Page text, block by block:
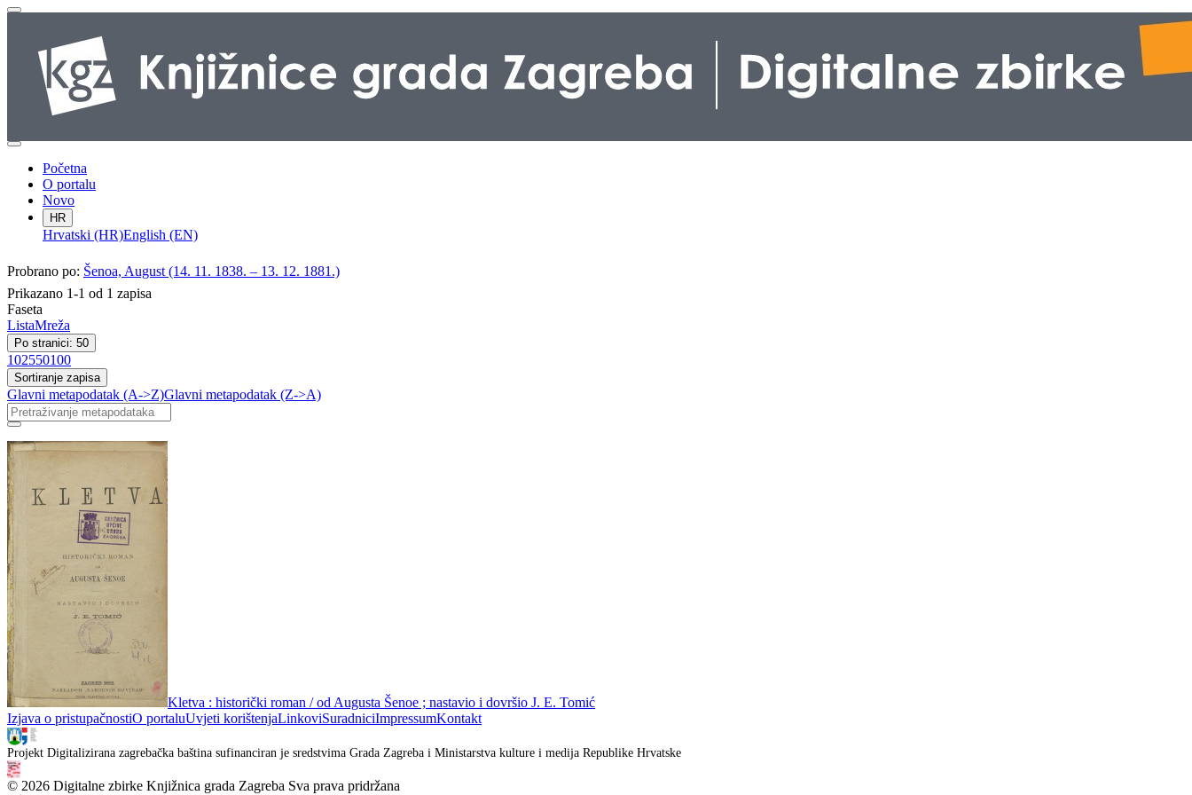
Početna
O portalu
Novo
HR
Hrvatski (HR)English (EN)
Probrano po: Šenoa, August (14. 11. 1838. – 13. 12. 1881.)
Prikazano 1-1 od 1 zapisa
Faseta
ListaMreža
Po stranici: 50
102550100
Sortiranje zapisa
Glavni metapodatak (A->Z)Glavni metapodatak (Z->A)
Kletva : historički roman / od Augusta Šenoe ; nastavio i dovršio J. E. Tomić
Izjava o pristupačnostiO portaluUvjeti korištenjaLinkoviSuradniciImpressumKontakt
Projekt Digitalizirana zagrebačka baština sufinanciran je sredstvima Grada Zagreba i Ministarstva kulture i medija Republike Hrvatske
© 2026 Digitalne zbirke Knjižnica grada Zagreba Sva prava pridržana